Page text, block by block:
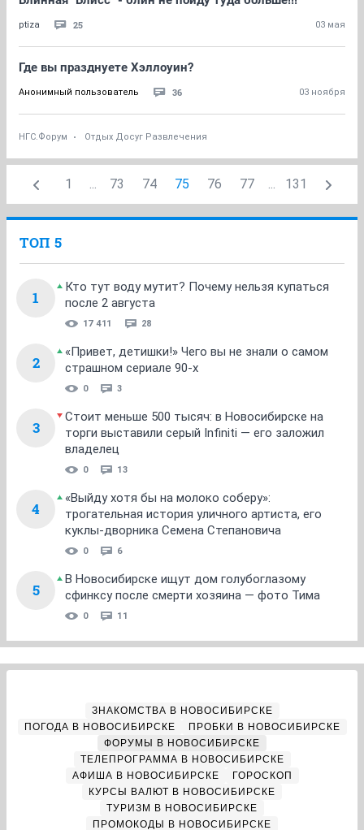
ptiza 25 03 мая
Где вы празднуете Хэллоуин?
Анонимный пользователь 36 03 ноября
НГС.Форум Отдых Досуг Развлечения
1 ... 73 74 75 76 77 ... 131
ТОП 5
1
Кто тут воду мутит? Почему нельзя купаться
после 2 августа
17 411 28
2
«Привет, детишки!» Чего вы не знали о самом
страшном сериале 90-х
0 3
3
Стоит меньше 500 тысяч: в Новосибирске на
торги выставили серый Infiniti — его заложил
владелец
0 13
4
«Выйду хотя бы на молоко соберу»:
трогательная история уличного артиста, его
куклы-дворника Семена Степановича
0 6
5
В Новосибирске ищут дом голубоглазому
сфинксу после смерти хозяина — фото Тима
0 11
ЗНАКОМСТВА В НОВОСИБИРСКЕ
ПОГОДА В НОВОСИБИРСКЕ
ПРОБКИ В НОВОСИБИРСКЕ
ФОРУМЫ В НОВОСИБИРСКЕ
ТЕЛЕПРОГРАММА В НОВОСИБИРСКЕ
АФИША В НОВОСИБИРСКЕ
ГОРОСКОП
КУРСЫ ВАЛЮТ В НОВОСИБИРСКЕ
ТУРИЗМ В НОВОСИБИРСКЕ
ПРОМОКОДЫ В НОВОСИБИРСКЕ